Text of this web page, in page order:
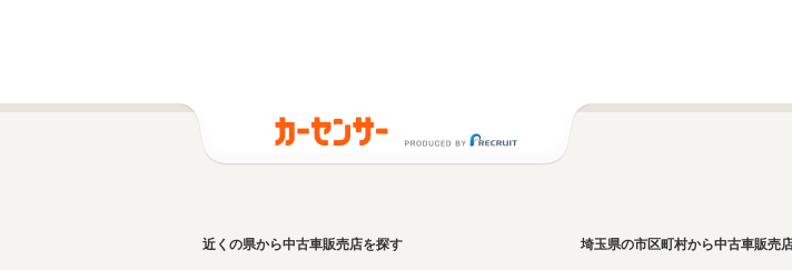
近くの県から中古車販売店を探す 埼玉県の市区町村から中古車販売